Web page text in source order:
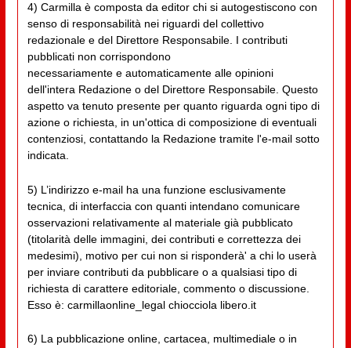
4) Carmilla è composta da editor chi si autogestiscono con
senso di responsabilità nei riguardi del collettivo
redazionale e del Direttore Responsabile. I contributi
pubblicati non corrispondono
necessariamente e automaticamente alle opinioni
dell'intera Redazione o del Direttore Responsabile. Questo
aspetto va tenuto presente per quanto riguarda ogni tipo di
azione o richiesta, in un'ottica di composizione di eventuali
contenziosi, contattando la Redazione tramite l'e-mail sotto
indicata.
5) L’indirizzo e-mail ha una funzione esclusivamente
tecnica, di interfaccia con quanti intendano comunicare
osservazioni relativamente al materiale già pubblicato
(titolarità delle immagini, dei contributi e correttezza dei
medesimi), motivo per cui non si risponderà' a chi lo userà
per inviare contributi da pubblicare o a qualsiasi tipo di
richiesta di carattere editoriale, commento o discussione.
Esso è: carmillaonline_legal chiocciola libero.it
6) La pubblicazione online, cartacea, multimediale o in